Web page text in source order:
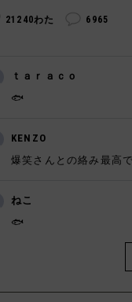
21240わた 6965
ｔａｒａｃｏ
🐟
KENZO
爆笑さんとの絡み最高で
ねこ
🐟️